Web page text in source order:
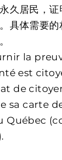
久居民，
具体需要
la
est
de
sa carte
Québec